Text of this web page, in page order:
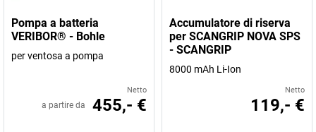
Pompa a batteria
VERIBOR® - Bohle
per ventosa a pompa
Netto
a partire da 455,- €
Accumulatore di riserva
per SCANGRIP NOVA SPS
- SCANGRIP
8000 mAh Li-Ion
Netto
119,- €